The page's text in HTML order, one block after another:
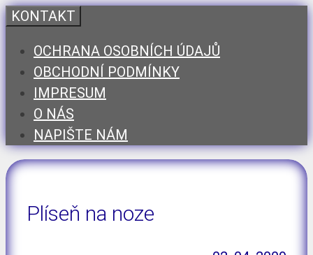
Přeskočit
obsah
KONTAKT
OCHRANA OSOBNÍCH ÚDAJŮ
OBCHODNÍ PODMÍNKY
IMPRESUM
O NÁS
NAPIŠTE NÁM
Plíseň na noze